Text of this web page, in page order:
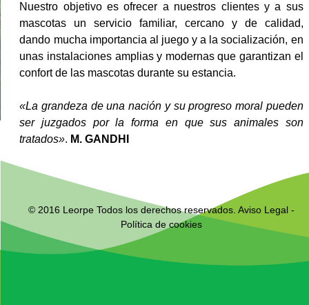
Nuestro objetivo es ofrecer a nuestros clientes y a sus
mascotas un servicio familiar, cercano y de calidad,
dando mucha importancia al juego y a la socialización, en
unas instalaciones amplias y modernas que garantizan el
confort de las mascotas durante su estancia.
«La grandeza de una nación y su progreso moral pueden
ser juzgados por la forma en que sus animales son
tratados». M. GANDHI
© 2016 Leorpe Todos los derechos reservados. Aviso Legal-
Política de cookies